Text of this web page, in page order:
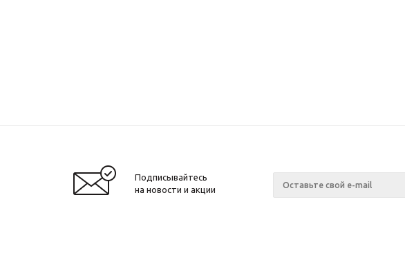
Подписывайтесь
на новости и акции